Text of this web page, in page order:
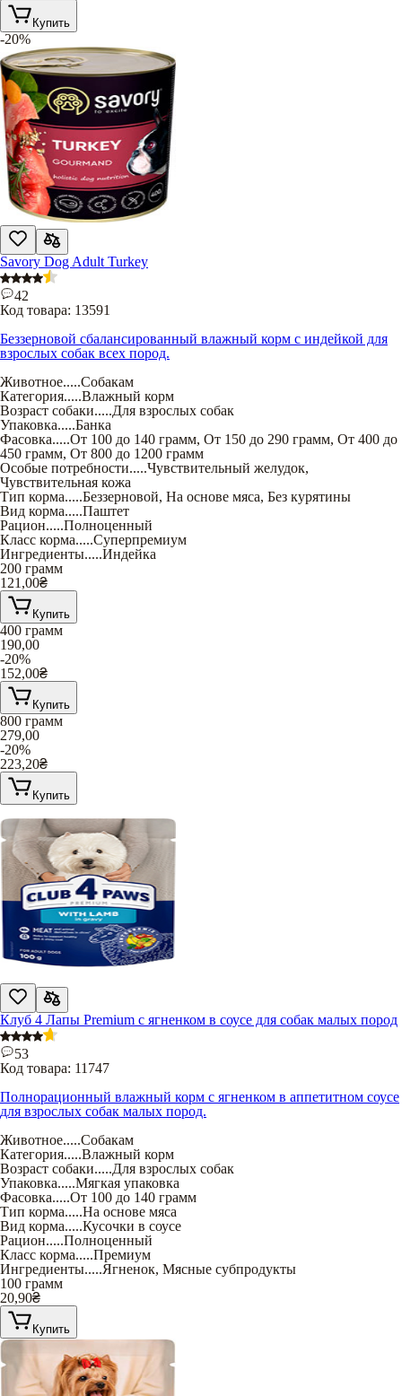
Купить
-20%
Savory Dog Adult Turkey
42
Код товара: 13591
Беззерновой сбалансированный влажный корм с индейкой для
взрослых собак всех пород.
Животное.....Собакам
Категория.....Влажный корм
Возраст собаки.....Для взрослых собак
Упаковка.....Банка
Фасовка.....От 100 до 140 грамм, От 150 до 290 грамм, От 400 до
450 грамм, От 800 до 1200 грамм
Особые потребности.....Чувствительный желудок,
Чувствительная кожа
Тип корма.....Беззерновой, На основе мяса, Без курятины
Вид корма.....Паштет
Рацион.....Полноценный
Класс корма.....Суперпремиум
Ингредиенты.....Индейка
200 грамм
121,00₴
Купить
400 грамм
190,00
-20%
152,00₴
Купить
800 грамм
279,00
-20%
223,20₴
Купить
Клуб 4 Лапы Premium с ягненком в соусе для собак малых пород
53
Код товара: 11747
Полнорационный влажный корм с ягненком в аппетитном соусе
для взрослых собак малых пород.
Животное.....Собакам
Категория.....Влажный корм
Возраст собаки.....Для взрослых собак
Упаковка.....Мягкая упаковка
Фасовка.....От 100 до 140 грамм
Тип корма.....На основе мяса
Вид корма.....Кусочки в соусе
Рацион.....Полноценный
Класс корма.....Премиум
Ингредиенты.....Ягненок, Мясные субпродукты
100 грамм
20,90₴
Купить